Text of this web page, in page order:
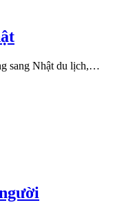
sang Nhật du lịch,…